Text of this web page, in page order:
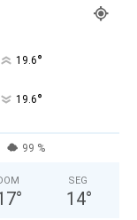
19.6°
19.6°
99 %
°
SEG
14°